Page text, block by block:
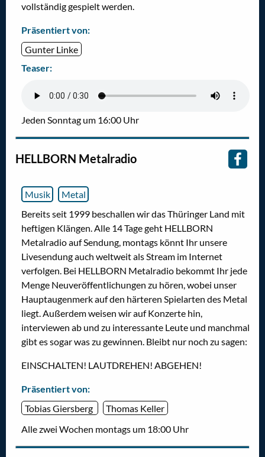
vollständig gespielt werden.
Präsentiert von:
Gunter Linke
Teaser:
Jeden Sonntag um 16:00 Uhr
HELLBORN Metalradio
Musik
Metal
Bereits seit 1999 beschallen wir das Thüringer Land mit
heftigen Klängen. Alle 14 Tage geht HELLBORN
Metalradio auf Sendung, montags könnt Ihr unsere
Livesendung auch weltweit als Stream im Internet
verfolgen. Bei HELLBORN Metalradio bekommt Ihr jede
Menge Neuveröffentlichungen zu hören, wobei unser
Hauptaugenmerk auf den härteren Spielarten des Metal
liegt. Außerdem weisen wir auf Konzerte hin,
interviewen ab und zu interessante Leute und manchmal
gibt es sogar was zu gewinnen. Bleibt nur noch zu sagen:
EINSCHALTEN! LAUTDREHEN! ABGEHEN!
Präsentiert von:
Tobias Giersberg
Thomas Keller
Alle zwei Wochen montags um 18:00 Uhr